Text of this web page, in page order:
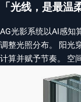
「光线，是最温
AG光影系统以AI感知
调整光照分布。 阳光
计算并赋予节奏。 空